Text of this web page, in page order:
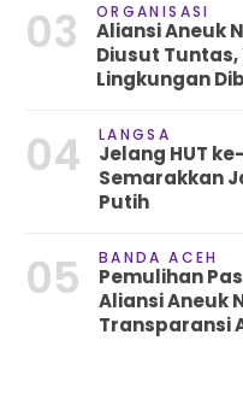
03 ORGANISASI
Aliansi Aneuk
Diusut
Lingkungan
04 LANGSA
Jelang HUT
Semarakkan
Putih
05 BANDA ACEH
Pemulihan
Aliansi Aneuk
Transparansi